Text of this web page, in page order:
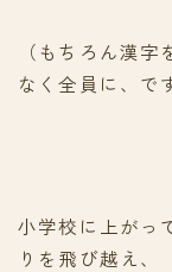
（もちろん漢
なく全員に、で
小学校に上がっ
りを飛び越え、